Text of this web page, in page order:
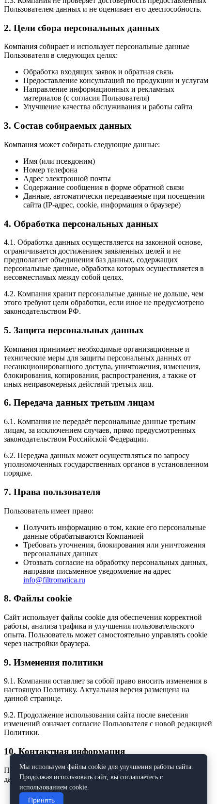
Пользователем данных и не оценивает его дееспособность.
2. Цели сбора персональных данных
Компания собирает и использует персональные данные
Пользователя в следующих целях:
Обработка входящих заявок и обратная связь
Предоставление консультаций по продукции и услугам
Направление информационных и рекламных
материалов (с согласия Пользователя)
Улучшение качества обслуживания и работы сайта
3. Состав собираемых данных
Компания может собирать следующие данные:
Имя (или псевдоним)
Номер телефона
Адрес электронной почты
Содержание сообщения в форме обратной связи
Данные, автоматически передаваемые при посещении
сайта (IP-адрес, cookie, информация о браузере)
4. Обработка персональных данных
4.1. Обработка данных осуществляется на законной основе,
ограничивается достижением заявленных целей и не
предполагает объединения баз данных, содержащих
персональные данные, обработка которых осуществляется в
несовместимых между собой целях.
4.2. Компания хранит персональные данные не дольше, чем
этого требуют цели обработки, если иное не предусмотрено
законодательством РФ.
5. Защита персональных данных
Компания принимает необходимые организационные и
технические меры для защиты персональных данных от
несанкционированного доступа, уничтожения, изменения,
блокирования, копирования, распространения, а также от
иных неправомерных действий третьих лиц.
6. Передача данных третьим лицам
6.1. Компания не передаёт персональные данные третьим
лицам, за исключением случаев, прямо предусмотренных
законодательством Российской Федерации.
6.2. Передача данных может осуществляться по запросу
уполномоченных государственных органов в установленном
порядке.
7. Права пользователя
Пользователь имеет право:
Получить информацию о том, какие его персональные
данные обрабатываются Компанией
Требовать уточнения, блокирования или уничтожения
персональных данных
Отозвать согласие на обработку персональных данных,
направив письменное уведомление на адрес
info@filtromatica.ru
8. Файлы cookie
Сайт использует файлы cookie для обеспечения корректной
работы, анализа трафика и улучшения пользовательского
опыта. Пользователь может самостоятельно управлять cookie
через настройки браузера.
9. Изменения политики
9.1. Компания оставляет за собой право вносить изменения в
настоящую Политику. Актуальная версия размещена на
данной странице.
9.2. Продолжение использования сайта после внесения
изменений означает согласие Пользователя с новой редакцией
Политики.
10. Контактная информация
По всем вопросам, связанным с обработкой персональных
данных, обращайтесь:
+7 (843) 240-10-18
Мы используем файлы cookie для улучшения работы сайта.
Продолжая использовать сайт, вы соглашаетесь с
использованием cookie.
Принять